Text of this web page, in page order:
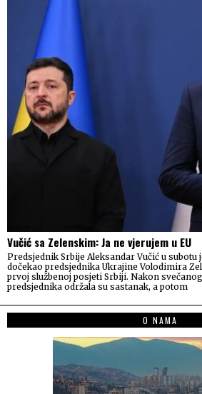
Vučić sa Zelenskim: Ja ne vjerujem u EU
Predsjednik Srbije Aleksandar Vučić u subotu
dočekao predsjednika Ukrajine Volodimira
prvoj službenoj posjeti Srbiji. Nakon
predsjednika održala su sastanak, a potom
O NAMA